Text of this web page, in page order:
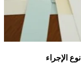
نوع الإجراء